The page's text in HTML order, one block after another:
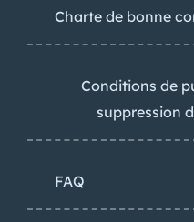
Charte de bonne
Conditions de
suppression
FAQ